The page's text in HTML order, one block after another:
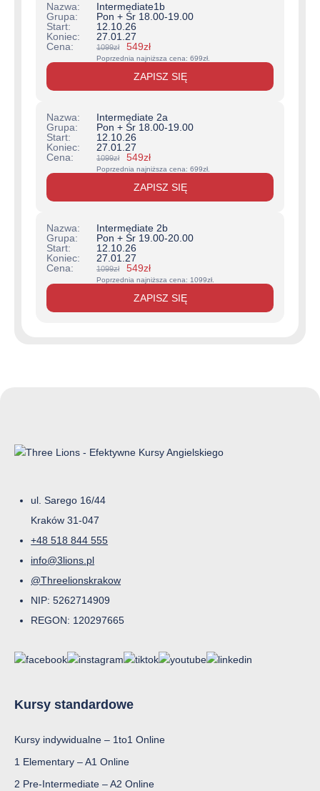
Intermediate1b
Pon + Śr 18.00-19.00
12.10.26
27.01.27
1099zł
Pierwotna
cena
1099zł.
549złAktualna
cena
549zł.
Poprzednia najniższa cena: 699zł
ZAPISZ SIĘ
Intermediate 2a
Pon + Śr 18.00-19.00
12.10.26
27.01.27
1099zł
Pierwotna
cena
1099zł.
549złAktualna
cena
549zł.
Poprzednia najniższa cena: 699zł
ZAPISZ SIĘ
Intermediate 2b
Pon + Śr 19.00-20.00
12.10.26
27.01.27
1099zł
Pierwotna
cena
1099zł.
549złAktualna
cena
549zł.
Poprzednia najniższa cena: 1099zł
ZAPISZ SIĘ
ul. Sarego 16/44
Kraków 31-047
+48 518 844 555
info@3lions.pl
@Threelionskrakow
NIP: 5262714909
REGON: 120297665
Kursy standardowe
Kursy indywidualne – 1to1 Online
1 Elementary – A1 Online
2 Pre-Intermediate – A2 Online